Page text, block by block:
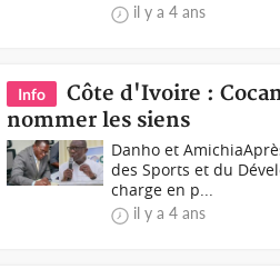
il y a 4 ans
Info
Côte d'Ivoire :
nommer les siens
Danho et
des Sports et du
charge en p...
il y a 4 ans